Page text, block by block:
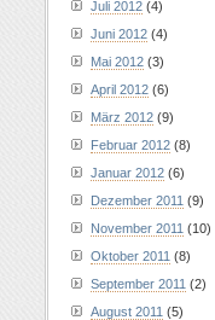
Juli 2012 (4)
Juni 2012 (4)
Mai 2012 (3)
April 2012 (6)
März 2012 (9)
Februar 2012 (8)
Januar 2012 (6)
Dezember 2011 (9)
November 2011 (10)
Oktober 2011 (8)
September 2011 (2)
August 2011 (5)